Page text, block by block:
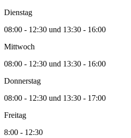
Dienstag
08:00 - 12:30 und 13:30 - 16:00
Mittwoch
08:00 - 12:30 und 13:30 - 16:00
Donnerstag
08:00 - 12:30 und 13:30 - 17:00
Freitag
8:00 - 12:30